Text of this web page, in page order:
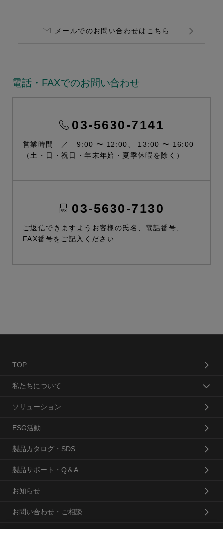
メールでのお問い合わせはこちら
電話・FAXでのお問い合わせ
03-5630-7141
営業時間 ／ 9:00 〜 12:00、 13:00 〜 16:00
（土・日・祝日・年末年始・夏季休暇を除く）
03-5630-7130
ご返信できますようお客様の氏名、電話番号、
FAX番号をご記入ください
TOP
私たちについて
ソリューション
ESG活動
製品カタログ・SDS
製品サポート・Q＆A
お知らせ
お問い合わせ・ご相談